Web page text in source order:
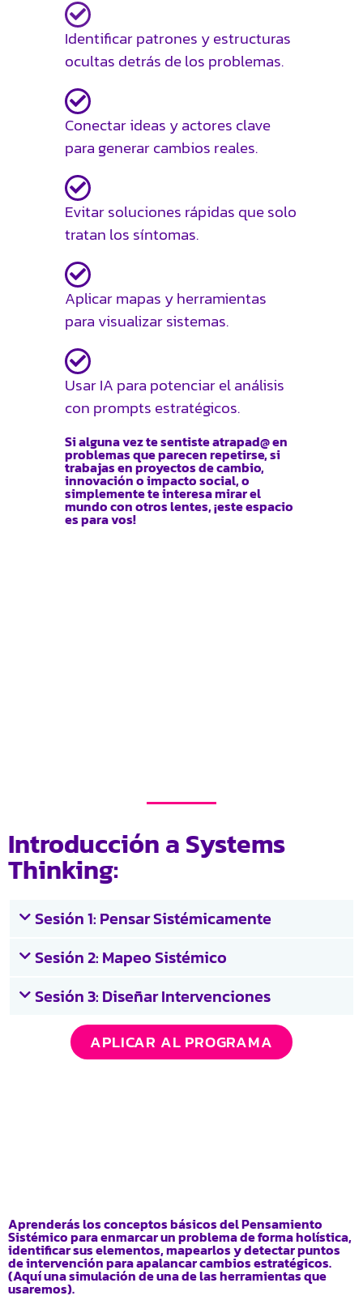
Identificar patrones y estructuras
ocultas detrás de los problemas.
Conectar ideas y actores clave
para generar cambios reales.
Evitar soluciones rápidas que solo
tratan los síntomas.
Aplicar mapas y herramientas
para visualizar sistemas.
Usar IA para potenciar el análisis
con prompts estratégicos.
Si alguna vez te sentiste atrapad@ en
problemas que parecen repetirse, si
trabajas en proyectos de cambio,
innovación o impacto social, o
simplemente te interesa mirar el
mundo con otros lentes, ¡este espacio
es para vos!
Introducción a Systems
Thinking:
Sesión 1: Pensar Sistémicamente
Sesión 2: Mapeo Sistémico
Sesión 3: Diseñar Intervenciones
APLICAR AL PROGRAMA
Aprenderás los conceptos básicos del Pensamiento
Sistémico para enmarcar un problema de forma holística,
identificar sus elementos, mapearlos y detectar puntos
de intervención para apalancar cambios estratégicos.
(Aquí una simulación de una de las herramientas que
usaremos).